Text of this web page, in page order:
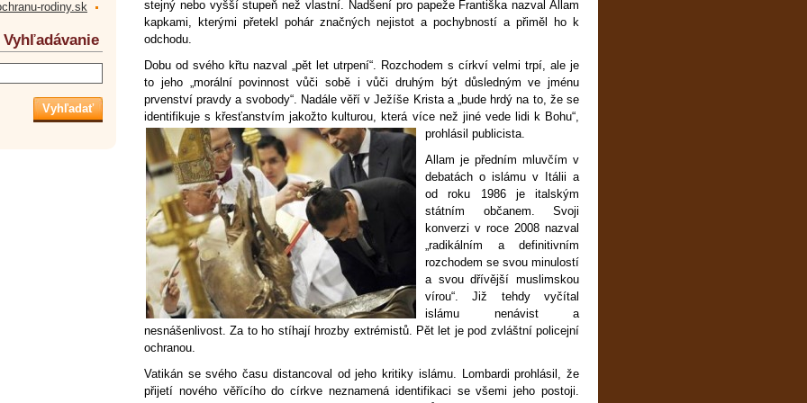
stejný nebo vyšší stupeň než vlastní. Nadšení pro papeže Františka nazval Allam
kapkami, kterými přetekl pohár značných nejistot a pochybností a přiměl ho k
odchodu.
Dobu od svého křtu nazval „pět let utrpení“. Rozchodem s církví velmi trpí, ale je
to jeho „morální povinnost vůči sobě i vůči druhým být důsledným ve jménu
prvenství pravdy a svobody“. Nadále věří v Ježíše Krista a „bude hrdý na to, že se
identifikuje s křesťanstvím jakožto kulturou, která více než jiné vede lidi k Bohu“,
prohlásil publicista.
Allam je předním mluvčím v
debatách o islámu v Itálii a
od roku 1986 je italským
státním občanem. Svoji
konverzi v roce 2008 nazval
„radikálním a definitivním
rozchodem se svou minulostí
a svou dřívější muslimskou
vírou“. Již tehdy vyčítal
islámu nenávist a
nesnášenlivost. Za to ho stíhají hrozby extrémistů. Pět let je pod zvláštní policejní
ochranou.
Vatikán se svého času distancoval od jeho kritiky islámu. Lombardi prohlásil, že
přijetí nového věřícího do církve neznamená identifikaci se všemi jeho postoji.
rodiny.sk
Vyhľadávanie